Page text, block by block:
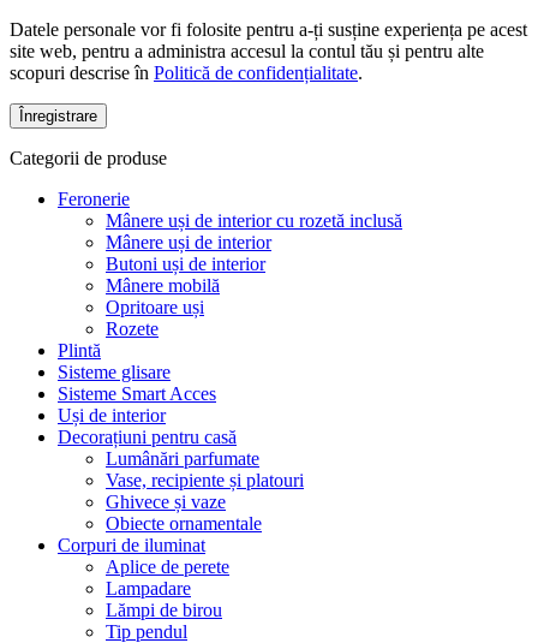
Datele personale vor fi folosite pentru a-ți susține experiența pe acest
site web, pentru a administra accesul la contul tău și pentru alte
scopuri descrise în Politică de confidențialitate.
Înregistrare
Categorii de produse
Feronerie
Mânere uși de interior cu rozetă inclusă
Mânere uși de interior
Butoni uși de interior
Mânere mobilă
Opritoare uși
Rozete
Plintă
Sisteme glisare
Sisteme Smart Acces
Uși de interior
Decorațiuni pentru casă
Lumânări parfumate
Vase, recipiente și platouri
Ghivece și vaze
Obiecte ornamentale
Corpuri de iluminat
Aplice de perete
Lampadare
Lămpi de birou
Tip pendul